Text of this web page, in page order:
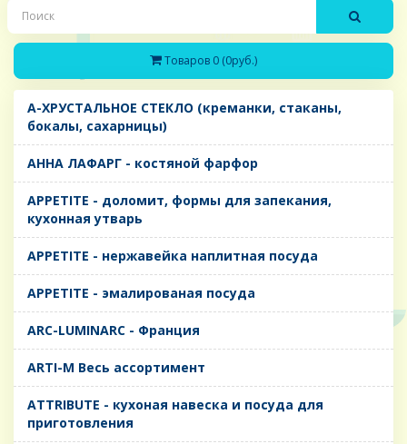
Товаров 0 (0руб.)
A-ХРУСТАЛЬНОЕ СТЕКЛО (креманки, стаканы,
бокалы, сахарницы)
AHHA ЛАФАРГ - костяной фарфор
APPETITE - доломит, формы для запекания,
кухонная утварь
APPETITE - нержавейка наплитная посуда
APPETITE - эмалированая посуда
ARC-LUMINARC - Франция
ARTI-M Весь ассортимент
ATTRIBUTE - кухоная навеска и посуда для
приготовления